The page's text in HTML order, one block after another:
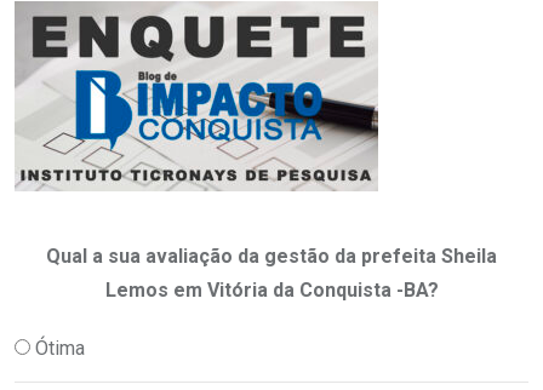
Qual a sua avaliação da gestão da prefeita Sheila
Lemos em Vitória da Conquista -BA?
Ótima